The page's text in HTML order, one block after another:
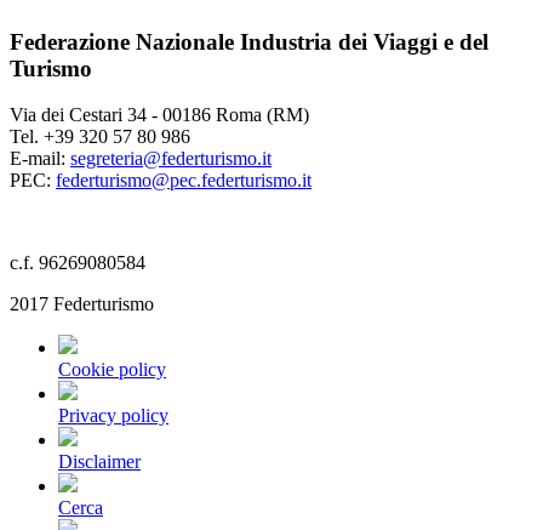
Federazione Nazionale Industria dei Viaggi e del
Turismo
Via dei Cestari 34 - 00186 Roma (RM)
Tel. +39 320 57 80 986
E-mail: segreteria@federturismo.it
PEC: federturismo@pec.federturismo.it
c.f. 96269080584
2017 Federturismo
Cookie policy
Privacy policy
Disclaimer
Cerca